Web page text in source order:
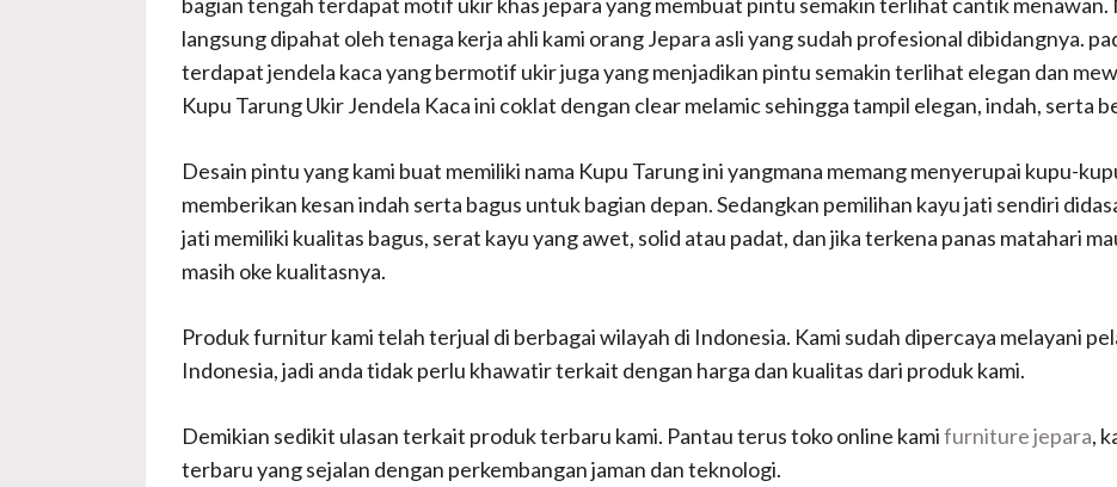
bagian tengah terdapat motif ukir khas jepara yang membuat pintu semakin terlihat cantik
langsung dipahat oleh tenaga kerja ahli kami orang Jepara asli yang sudah profesional dibidangnya.
terdapat jendela kaca yang bermotif ukir juga yang menjadikan pintu semakin terlihat elegan dan
Kupu Tarung Ukir Jendela Kaca ini coklat dengan clear melamic sehingga tampil elegan, indah, serta
Desain pintu yang kami buat memiliki nama Kupu Tarung ini yangmana memang menyerupai kupu-
memberikan kesan indah serta bagus untuk bagian depan. Sedangkan pemilihan kayu jati sendiri
jati memiliki kualitas bagus, serat kayu yang awet, solid atau padat, dan jika terkena panas matahari
masih oke kualitasnya.
Produk furnitur kami telah terjual di berbagai wilayah di Indonesia. Kami sudah dipercaya melayani
Indonesia, jadi anda tidak perlu khawatir terkait dengan harga dan kualitas dari produk kami.
Demikian sedikit ulasan terkait produk terbaru kami. Pantau terus toko online kamifurniture jepara,
terbaru yang sejalan dengan perkembangan jaman dan teknologi.